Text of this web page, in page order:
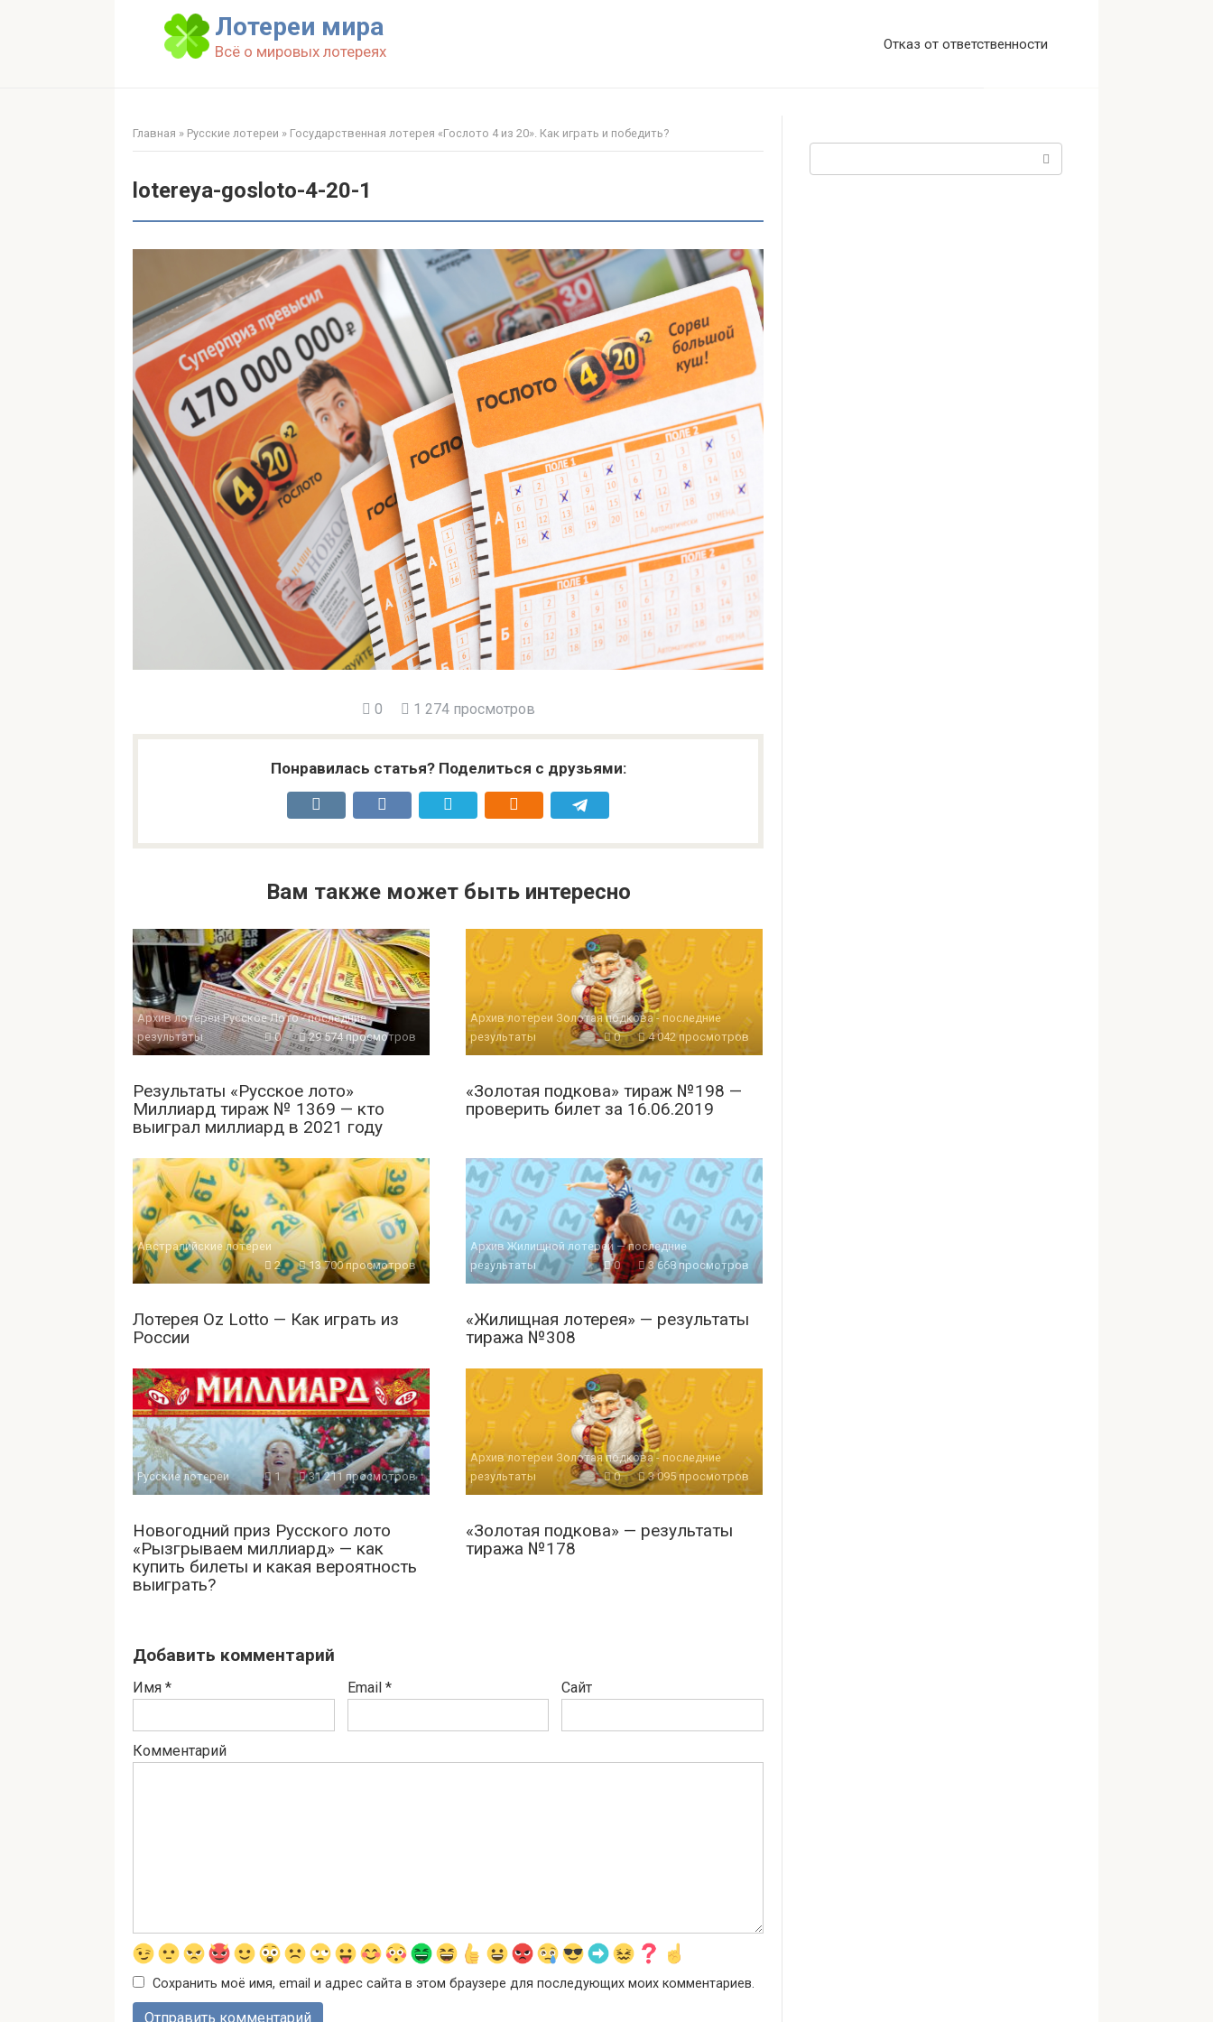
Лотереи мира
Всё о мировых лотереях Отказ от ответственности
Главная » Русские лотереи » Государственная лотерея «Гослото 4 из 20». Как играть и победить?
lotereya-gosloto-4-20-1
0 1 274 просмотров
Понравилась статья? Поделиться с друзьями:
Вам также может быть интересно
Архив лотереи Русское Лото - последние
результаты
0 29 574 просмотров
Результаты «Русское лото»
Миллиард тираж № 1369 — кто
выиграл миллиард в 2021 году
Архив лотереи Золотая подкова - последние
результаты
0 4 042 просмотров
«Золотая подкова» тираж №198 —
проверить билет за 16.06.2019
Австралийские лотереи
2
13 700 просмотров
Лотерея Oz Lotto — Как играть из
России
Архив Жилищной лотереи — последние
результаты
0 3 668 просмотров
«Жилищная лотерея» — результаты
тиража №308
Русские лотереи 1 31 211 просмотров
Новогодний приз Русского лото
«Рызгрываем миллиард» — как
купить билеты и какая вероятность
выиграть?
Архив лотереи Золотая подкова - последние
результаты
0 3 095 просмотров
«Золотая подкова» — результаты
тиража №178
Добавить комментарий
Имя * Email * Сайт
Комментарий
Сохранить моё имя, email и адрес сайта в этом браузере для последующих моих комментариев.